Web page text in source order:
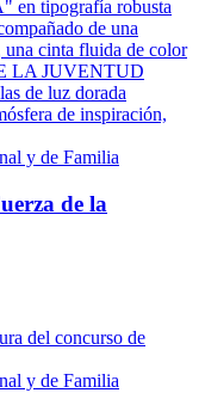
y de Familia
de la
y de Familia